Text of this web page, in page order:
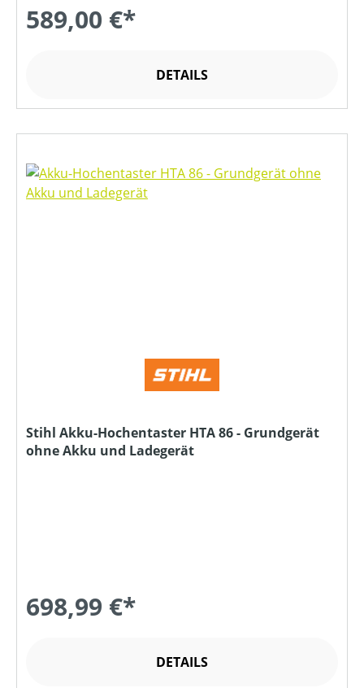
589,00 €*
DETAILS
Stihl Akku-Hochentaster HTA 86 - Grundgerät
ohne Akku und Ladegerät
698,99 €*
DETAILS